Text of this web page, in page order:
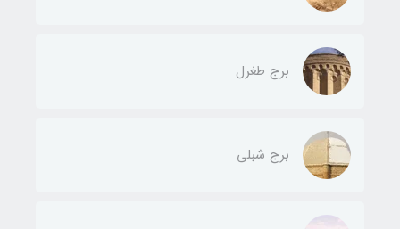
برج طغرل
برج شبلی